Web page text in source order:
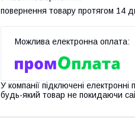
повернення товару протягом 14
У компанії підключені
будь-який товар не покидаючи